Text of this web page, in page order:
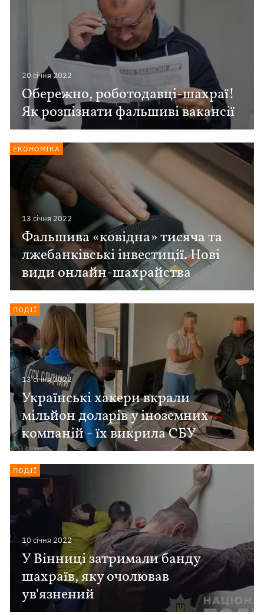
20 сiчня 2022
Обережно, роботодавці-шахраї!
Як розпізнати фальшиві вакансії
13 сiчня 2022
Фальшива «ковідна» тисяча та
лжебанківські інвестиції. Нові
види онлайн-шахрайства
ЕКОНОМІКА
13 сiчня 2022
Українські хакери вкрали
мільйон доларів у іноземних
компаній - їх викрила СБУ
ПОДІЇ
10 сiчня 2022
У Вінниці затримали банду
шахраїв, яку очолював
ув'язнений
ПОДІЇ